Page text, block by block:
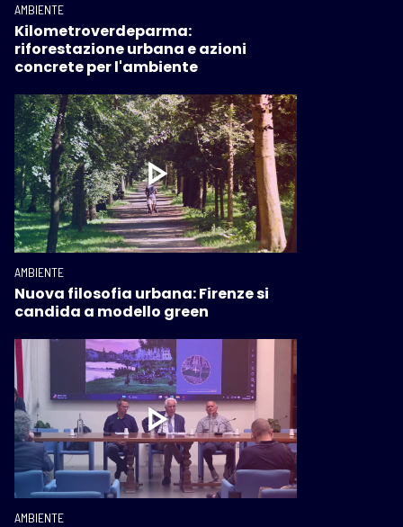
AMBIENTE
Kilometroverdeparma:
riforestazione urbana e azioni
concrete per l'ambiente
AMBIENTE
Nuova filosofia urbana: Firenze si
candida a modello green
AMBIENTE